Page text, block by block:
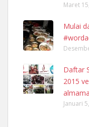
Maret
Mulai
Daftar
2015
Januari